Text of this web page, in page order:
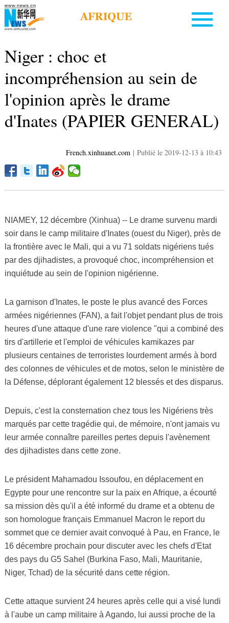
Niger : choc et
incompréhension au sein de
l'opinion après le drame
d'Inates (PAPIER GENERAL)
French.xinhuanet.com | Publié le 2019-12-13 à 10:43
NIAMEY, 12 décembre (Xinhua) -- Le drame survenu mardi
soir dans le camp militaire d'Inates (ouest du Niger), près de
la frontière avec le Mali, qui a vu 71 soldats nigériens tués
par des djihadistes, a provoqué choc, incompréhension et
inquiétude au sein de l'opinion nigérienne.
La garnison d'Inates, le poste le plus avancé des Forces
armées nigériennes (FAN), a fait l'objet pendant plus de trois
heures d'une attaque d'une rare violence "qui a combiné des
tirs d'artillerie et l'emploi de véhicules kamikazes par
plusieurs centaines de terroristes lourdement armés à bord
des colonnes de véhicules et de motos, selon le ministère de
la Défense, déplorant également 12 blessés et des disparus.
Depuis, c'est la consternation chez tous les Nigériens très
marqués par cette tragédie qui, de mémoire, n'ont jamais vu
leur armée connaître pareilles pertes depuis l'avènement
des djihadistes dans cette zone.
Le président Mahamadou Issoufou, en déplacement en
Egypte pour une rencontre sur la paix en Afrique, a écourté
sa mission dès qu'il a été informé du drame et a obtenu de
son homologue français Emmanuel Macron le report du
sommet que ce dernier avait convoqué à Pau, en France, le
16 décembre prochain pour discuter avec les chefs d'Etat
des pays du G5 Sahel (Burkina Faso, Mali, Mauritanie,
Niger, Tchad) de la sécurité dans cette région.
Cette attaque survient 24 heures après celle qui a visé lundi
à l'aube un camp militaire à Agando, lui aussi proche de la